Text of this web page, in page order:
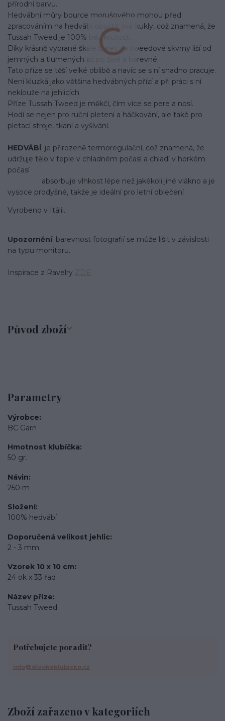
přírodní barvu.
Hedvábní můry bource morušového mohou před
zpracováním na hedvábí opustit své kukly, což znamená, že
Tussah Tweed je 100% bez krutosti.
Díky krásně vybrané škále barev se tweedové skvrny liší od
jemných a tlumených až po živé a barevné.
Tato příze se těší velké oblibě a navíc se s ní snadno pracuje.
Není kluzká jako většina hedvábných přízí a při práci s ní
neklouže na jehlicích.
Příze Tussah Tweed je měkčí, čím více se pere a nosí.
Hodí se nejen pro ruční pletení a háčkování, ale také pro
pletací stroje, tkaní a vyšívání.
HEDVÁBÍ: je přirozeně termoregulační, což znamená, že
udržuje tělo v teple v chladném počasí a chladí v horkém
počasí
absorbuje vlhkost lépe než jakékoli jiné vlákno a je
vysoce prodyšné, takže je ideální pro letní oblečení
Vyrobeno v Itálii.
Upozornění: barevnost fotografií se může lišit v závislosti
na typu monitoru.
Inspirace z Ravelry ZDE
Původ zboží
Parametry
Výrobce
BC Garn
Hmotnost klubíčka
50 gr.
Návin
250 m
Složení
100% hedvábí
Doporučená velikost jehlic
2 - 3 mm
Vzorek 10 x 10 cm
24 ok x 33 řad
Název příze
Tussah Tweed
Zboží zařazeno v kategoriích
Potřebujete poradit?
info@divokeklubicko.cz